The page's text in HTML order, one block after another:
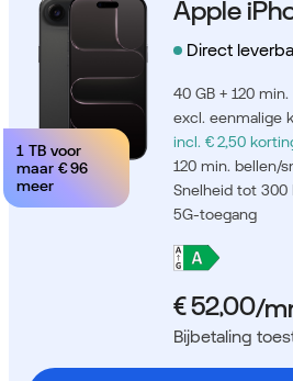
1 TB voor
maar € 96
meer
Apple
Direct
40 GB + 120 min.
excl. eenmalige
incl. € 2,50
120 min. bellen/
Snelheid tot 300
5G-toegang
Bijbetaling